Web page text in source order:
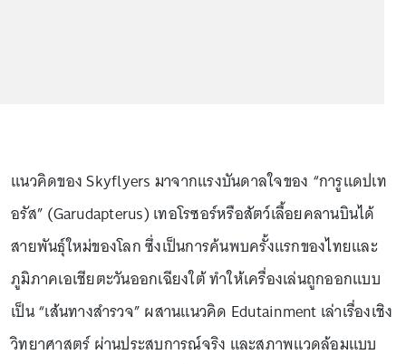
แนวคิดของ Skyflyers มาจากแรงบันดาลใจของ “การูแดปเท
อรัส” (Garudapterus) เทอโรซอร์หรือสัตว์เลื้อยคลานบินได้
สายพันธุ์ใหม่ของโลก ซึ่งเป็นการค้นพบครั้งแรกของไทยและ
ภูมิภาคเอเชียตะวันออกเฉียงใต้ ทำให้เครื่องเล่นถูกออกแบบ
เป็น “เส้นทางสำรวจ” ผสานแนวคิด Edutainment เล่าเรื่องเชิง
วิทยาศาสตร์ ผ่านประสบการณ์จริง และสภาพแวดล้อมแบบ